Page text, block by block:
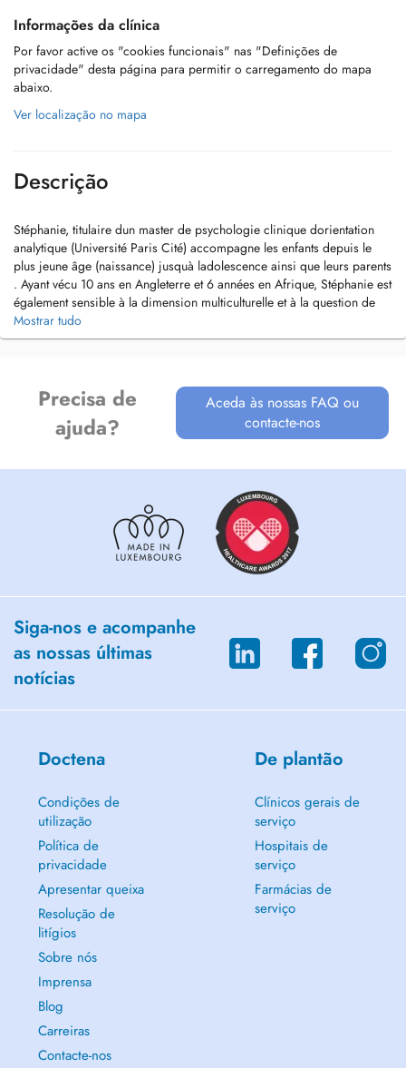
Informações da clínica
Por favor active os "cookies funcionais" nas "Definições de
privacidade" desta página para permitir o carregamento do mapa
abaixo.
Ver localização no mapa
Descrição
Stéphanie, titulaire dun master de psychologie clinique dorientation
analytique (Université Paris Cité) accompagne les enfants depuis le
plus jeune âge (naissance) jusquà ladolescence ainsi que leurs parents
. Ayant vécu 10 ans en Angleterre et 6 années en Afrique, Stéphanie est
également sensible à la dimension multiculturelle et à la question de
lexpatriation.
Enfin, elle est formée pour accompagner les traumatismes psychiques
Mostrar tudo
Precisa de
ajuda?
Aceda às nossas FAQ ou
contacte-nos
Siga-nos e acompanhe
as nossas últimas
notícias
Doctena
Condições de
utilização
Política de
privacidade
Apresentar queixa
Resolução de
litígios
Sobre nós
Imprensa
Blog
Carreiras
Contacte-nos
De plantão
Clínicos gerais de
serviço
Hospitais de
serviço
Farmácias de
serviço